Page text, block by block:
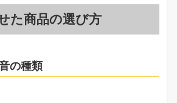
た商品の選び方
の種類